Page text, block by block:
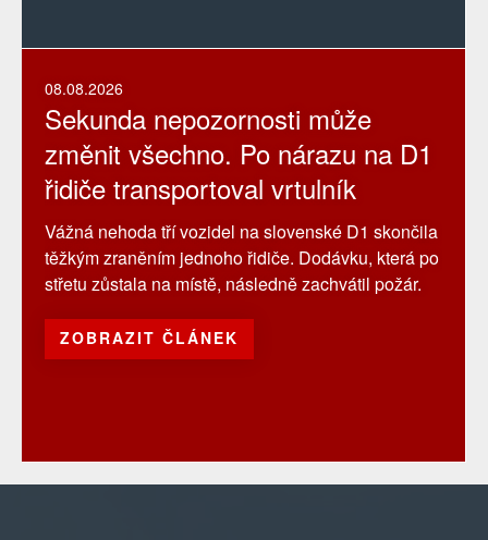
08.08.2026
Sekunda nepozornosti může
změnit všechno. Po nárazu na D1
řidiče transportoval vrtulník
Vážná nehoda tří vozidel na slovenské D1 skončila
těžkým zraněním jednoho řidiče. Dodávku, která po
střetu zůstala na místě, následně zachvátil požár.
ZOBRAZIT ČLÁNEK